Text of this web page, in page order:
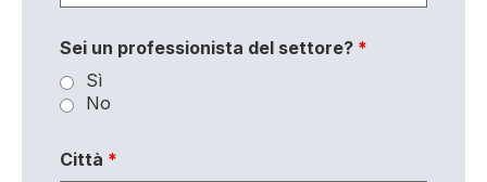
Sei un professionista del settore? *
Sì
No
Città *